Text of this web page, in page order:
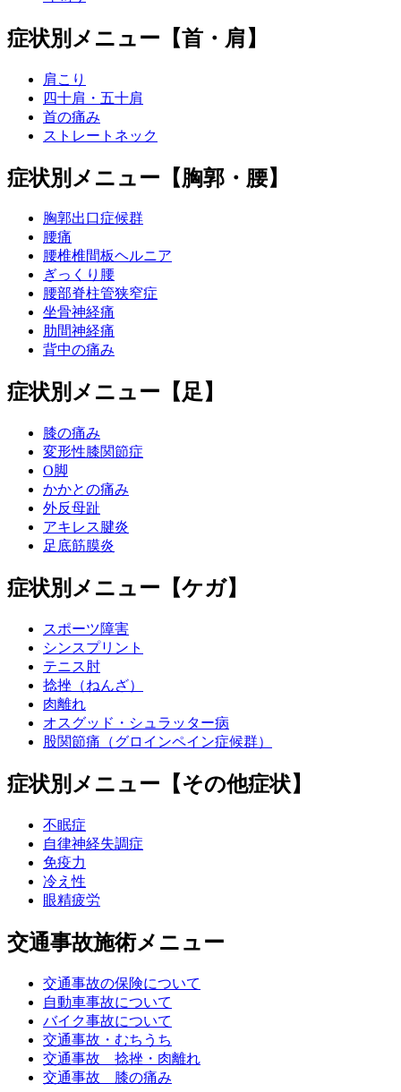
症状別メニュー【首・肩】
肩こり
四十肩・五十肩
首の痛み
ストレートネック
症状別メニュー【胸郭・腰】
胸郭出口症候群
腰痛
腰椎椎間板ヘルニア
ぎっくり腰
腰部脊柱管狭窄症
坐骨神経痛
肋間神経痛
背中の痛み
症状別メニュー【足】
膝の痛み
変形性膝関節症
O脚
かかとの痛み
外反母趾
アキレス腱炎
足底筋膜炎
症状別メニュー【ケガ】
スポーツ障害
シンスプリント
テニス肘
捻挫（ねんざ）
肉離れ
オスグッド・シュラッター病
股関節痛（グロインペイン症候群）
症状別メニュー【その他症状】
不眠症
自律神経失調症
免疫力
冷え性
眼精疲労
交通事故施術メニュー
交通事故の保険について
自動車事故について
バイク事故について
交通事故・むちうち
交通事故 捻挫・肉離れ
交通事故 膝の痛み